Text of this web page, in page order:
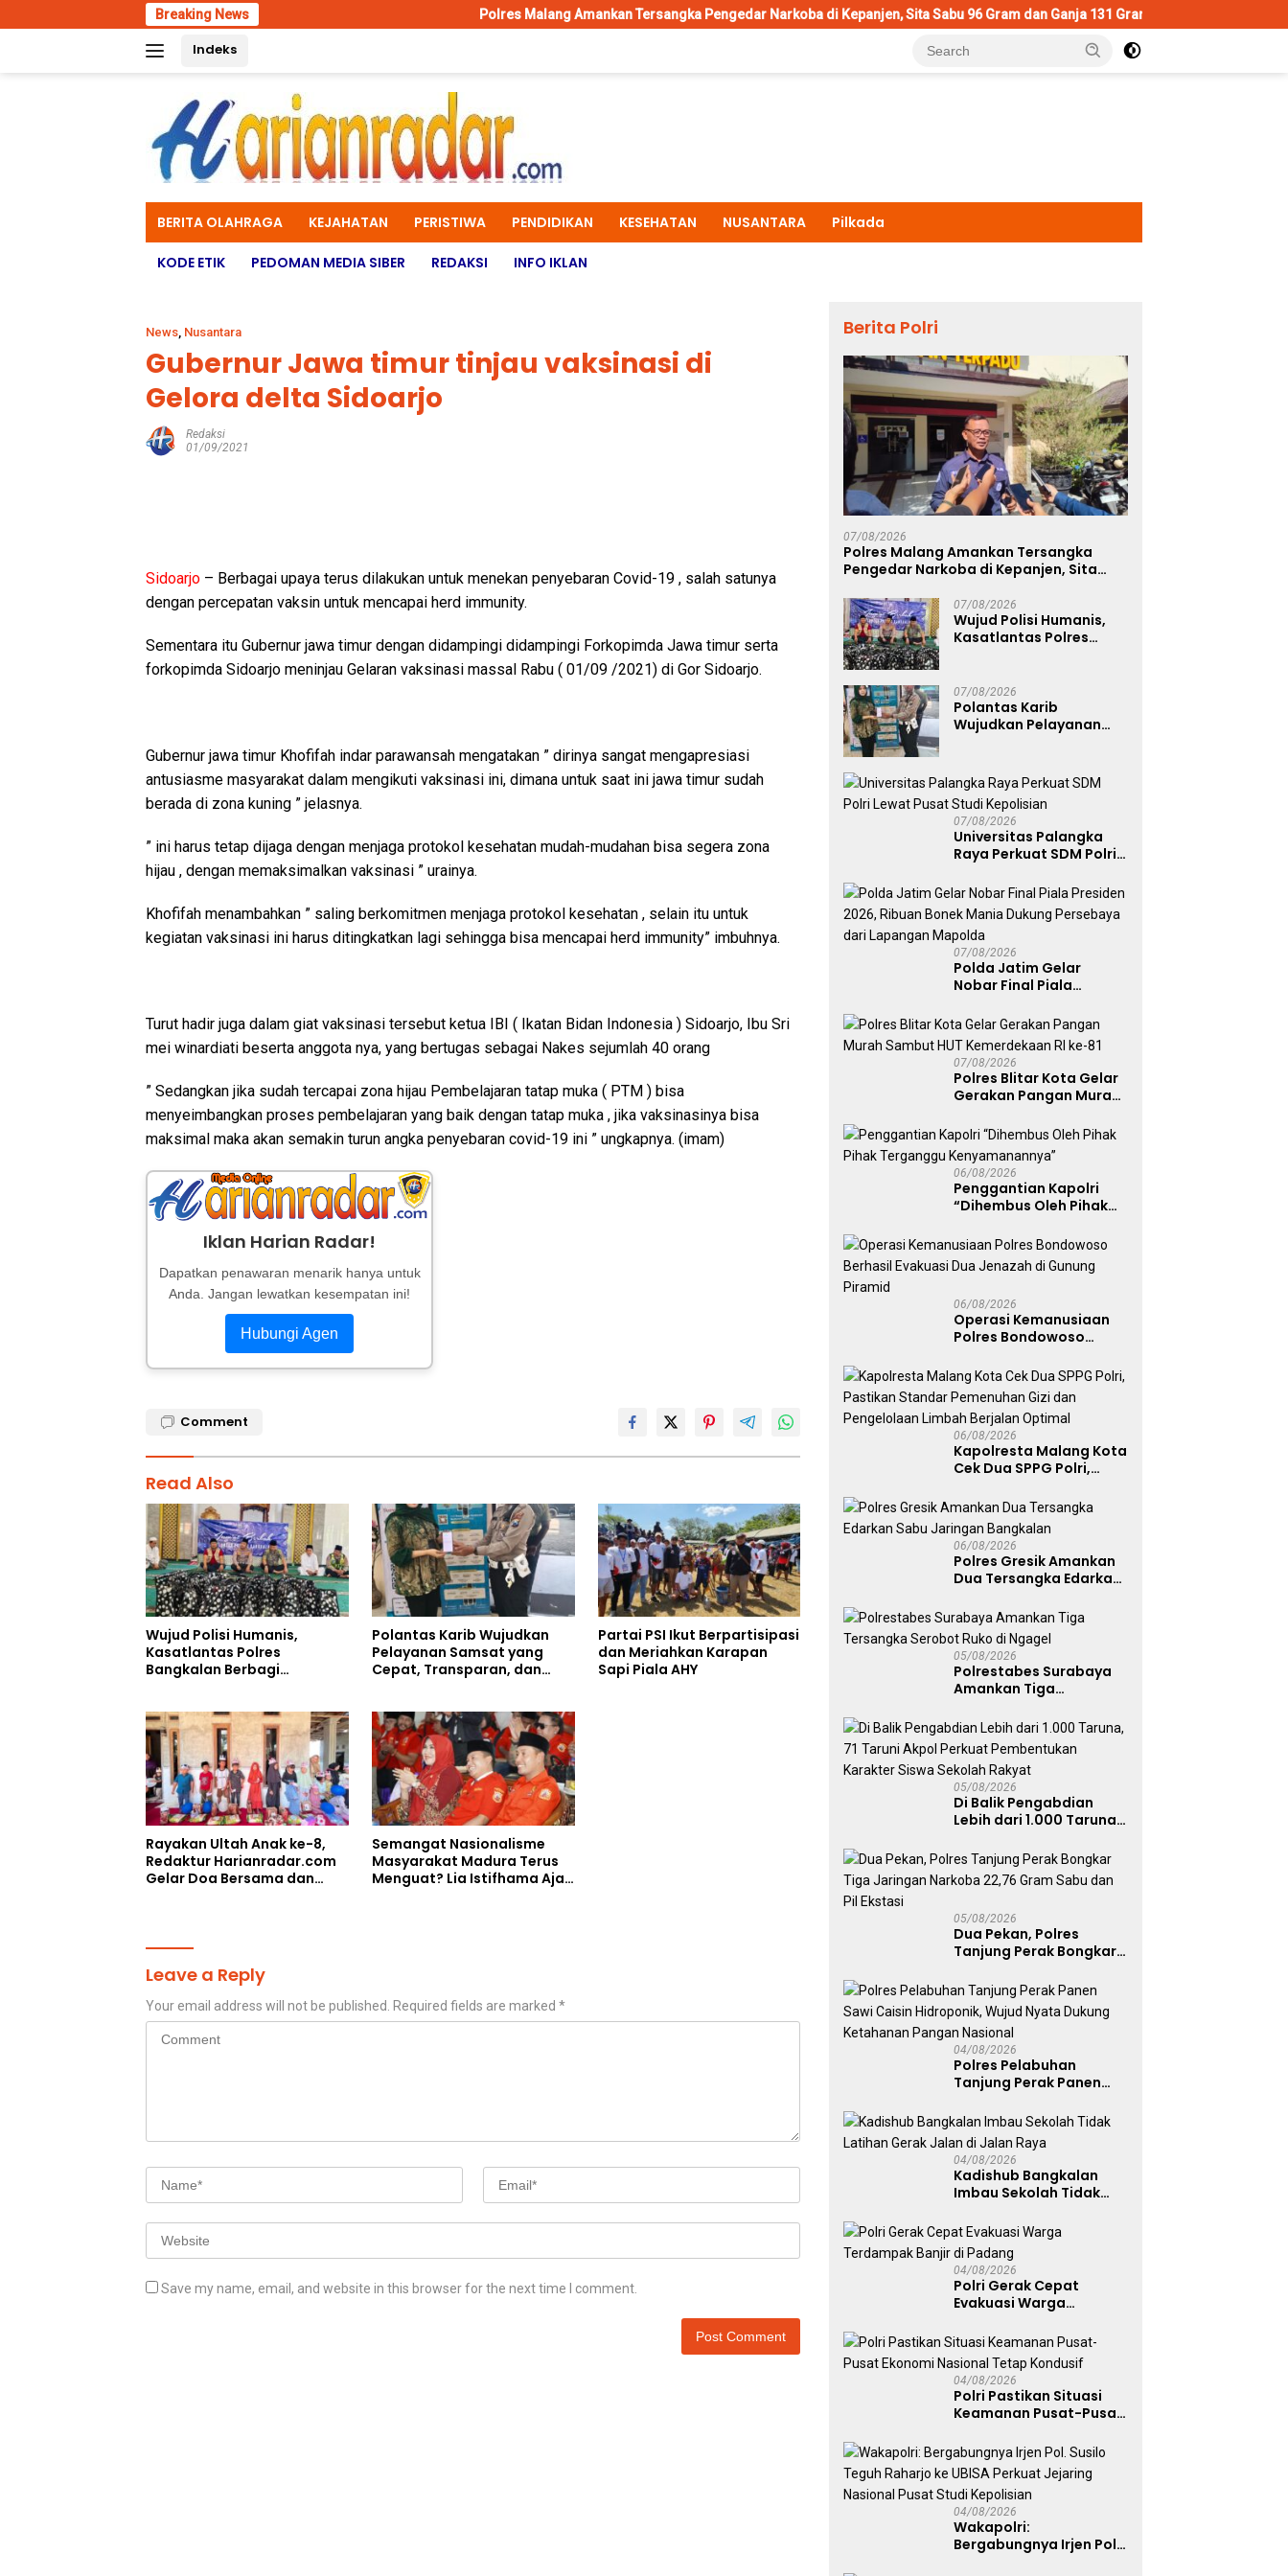
to
Breaking News Polres Malang Amankan Tersangka Pengedar Narkoba di Kepanjen, Sita Sabu 96 Gram dan Ganja 131 Gram Wujud Polisi Humanis,
Indeks
BERITA OLAHRAGA KEJAHATAN PERISTIWA PENDIDIKAN KESEHATAN NUSANTARA Pilkada
KODE ETIK PEDOMAN MEDIA SIBER REDAKSI INFO IKLAN
News, Nusantara
Gubernur Jawa timur tinjau vaksinasi di
Gelora delta Sidoarjo
Redaksi
01/09/2021
Sidoarjo – Berbagai upaya terus dilakukan untuk menekan penyebaran Covid-19 , salah satunya
dengan percepatan vaksin untuk mencapai herd immunity.
Sementara itu Gubernur jawa timur dengan didampingi didampingi Forkopimda Jawa timur serta
forkopimda Sidoarjo meninjau Gelaran vaksinasi massal Rabu ( 01/09 /2021) di Gor Sidoarjo.
Gubernur jawa timur Khofifah indar parawansah mengatakan ” dirinya sangat mengapresiasi
antusiasme masyarakat dalam mengikuti vaksinasi ini, dimana untuk saat ini jawa timur sudah
berada di zona kuning ” jelasnya.
” ini harus tetap dijaga dengan menjaga protokol kesehatan mudah-mudahan bisa segera zona
hijau , dengan memaksimalkan vaksinasi ” urainya.
Khofifah menambahkan ” saling berkomitmen menjaga protokol kesehatan , selain itu untuk
kegiatan vaksinasi ini harus ditingkatkan lagi sehingga bisa mencapai herd immunity” imbuhnya.
Turut hadir juga dalam giat vaksinasi tersebut ketua IBI ( Ikatan Bidan Indonesia ) Sidoarjo, Ibu Sri
mei winardiati beserta anggota nya, yang bertugas sebagai Nakes sejumlah 40 orang
” Sedangkan jika sudah tercapai zona hijau Pembelajaran tatap muka ( PTM ) bisa
menyeimbangkan proses pembelajaran yang baik dengan tatap muka , jika vaksinasinya bisa
maksimal maka akan semakin turun angka penyebaran covid-19 ini ” ungkapnya. (imam)
Iklan Harian Radar!
Dapatkan penawaran menarik hanya untuk
Anda. Jangan lewatkan kesempatan ini!
Hubungi Agen
Comment
Read Also
Wujud Polisi Humanis,
Kasatlantas Polres
Bangkalan Berbagi
Ahmad Ibrahim
Polantas Karib Wujudkan
Pelayanan Samsat yang
Cepat, Transparan, dan
Partai PSI Ikut Berpartisipasi
dan Meriahkan Karapan
Sapi Piala AHY
Rayakan Ultah Anak ke-8,
Redaktur Harianradar.com
Gelar Doa Bersama dan
Semangat Nasionalisme
Masyarakat Madura Terus
Menguat? Lia Istifhama Ajak
Leave a Reply
Your email address will not be published. Required fields are marked *
Save my name, email, and website in this browser for the next time I comment.
Berita Polri
07/08/2026
Polres Malang Amankan Tersangka
Pengedar Narkoba di Kepanjen, Sita
07/08/2026
Wujud Polisi Humanis,
Kasatlantas Polres
Berkah di Masjid Syekh
Ahmad Ibrahim
07/08/2026
Polantas Karib
Wujudkan Pelayanan
Humanis
07/08/2026
Universitas Palangka
Raya Perkuat SDM Polri
Kepolisian
07/08/2026
Polda Jatim Gelar
Nobar Final Piala
Bonek Mania Dukung
Persebaya dari
Lapangan Mapolda
07/08/2026
Polres Blitar Kota Gelar
Gerakan Pangan Murah
Kemerdekaan RI ke-81
06/08/2026
Penggantian Kapolri
“Dihembus Oleh Pihak
Kenyamanannya”
06/08/2026
Operasi Kemanusiaan
Polres Bondowoso
Jenazah di Gunung
Piramid
06/08/2026
Kapolresta Malang Kota
Cek Dua SPPG Polri,
Pemenuhan Gizi dan
Pengelolaan Limbah
Berjalan Optimal
06/08/2026
Polres Gresik Amankan
Dua Tersangka Edarkan
Bangkalan
05/08/2026
Polrestabes Surabaya
Amankan Tiga
Ruko di Ngagel
05/08/2026
Di Balik Pengabdian
Lebih dari 1.000 Taruna,
Pembentukan Karakter
Siswa Sekolah Rakyat
05/08/2026
Dua Pekan, Polres
Tanjung Perak Bongkar
22,76 Gram Sabu dan Pil
Ekstasi
04/08/2026
Polres Pelabuhan
Tanjung Perak Panen
Wujud Nyata Dukung
Ketahanan Pangan
Nasional
04/08/2026
Kadishub Bangkalan
Imbau Sekolah Tidak
Jalan Raya
04/08/2026
Polri Gerak Cepat
Evakuasi Warga
Padang
04/08/2026
Polri Pastikan Situasi
Keamanan Pusat-Pusat
Kondusif
04/08/2026
Wakapolri:
Bergabungnya Irjen Pol.